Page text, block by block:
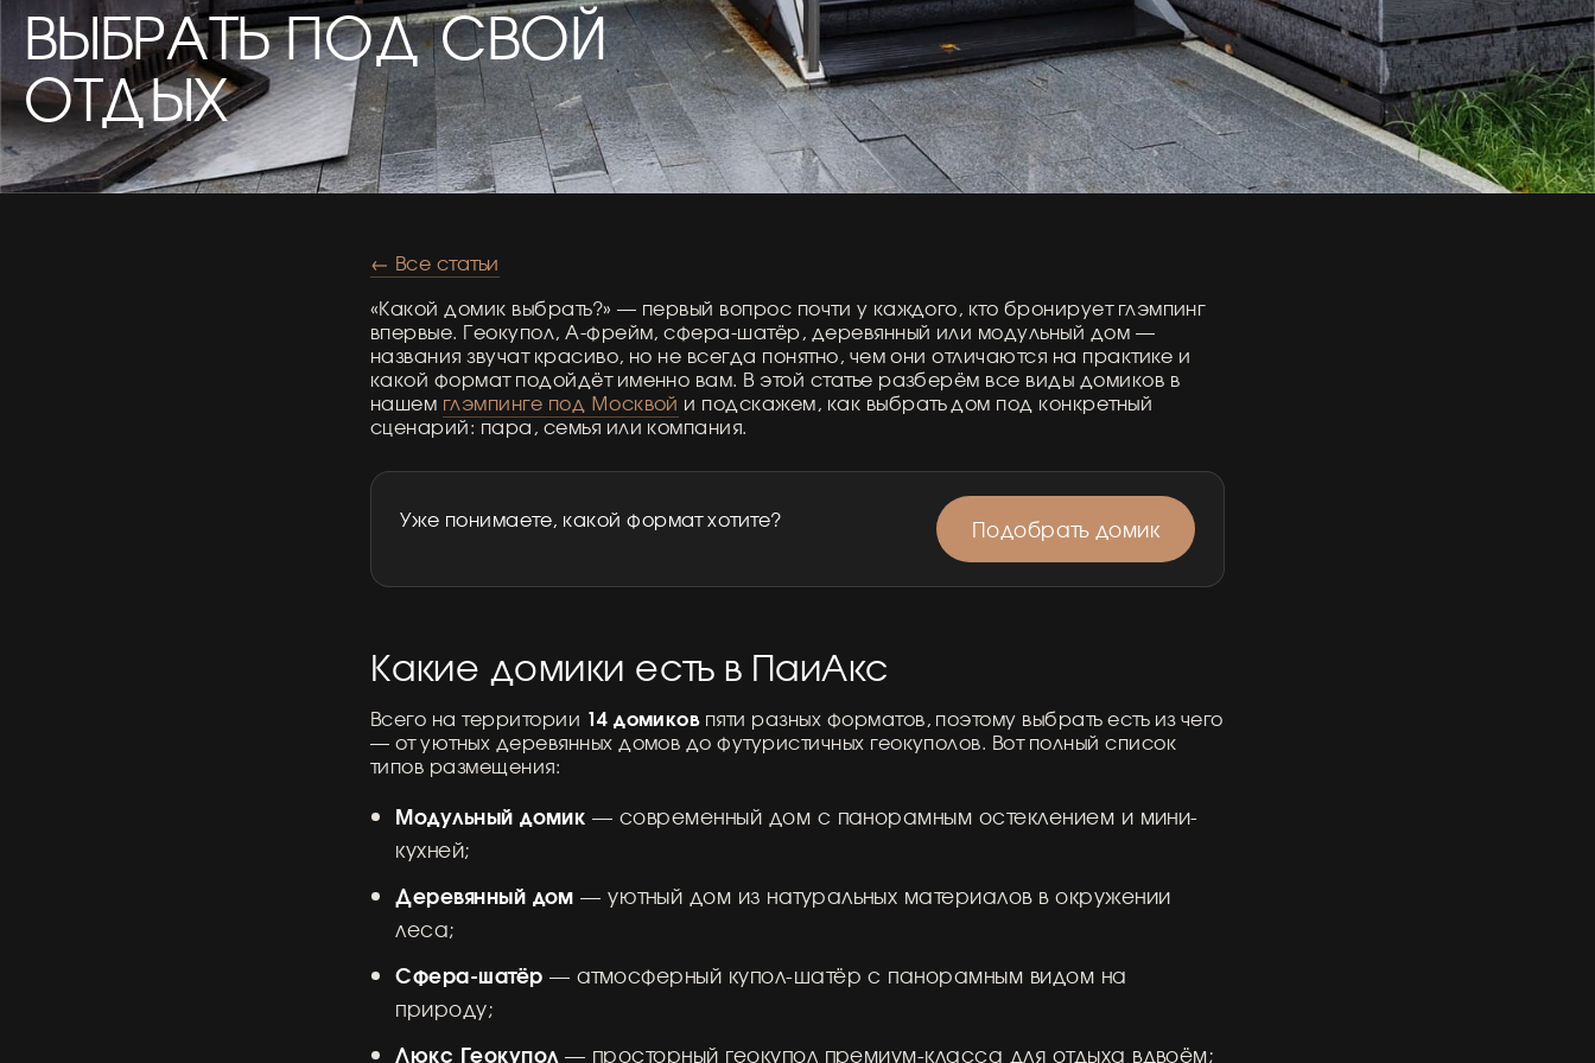
ВЫБРАТЬ ПОД СВОЙ
ОТДЫХ
← Все статьи
«Какой домик выбрать?» — первый вопрос почти у каждого, кто бронирует глэмпинг
впервые. Геокупол, А-фрейм, сфера-шатёр, деревянный или модульный дом —
названия звучат красиво, но не всегда понятно, чем они отличаются на практике и
какой формат подойдёт именно вам. В этой статье разберём все виды домиков в
нашем глэмпинге под Москвой и подскажем, как выбрать дом под конкретный
сценарий: пара, семья или компания.
Уже понимаете, какой формат хотите? Подобрать домик
Какие домики есть в ПаиАкс
Всего на территории 14 домиковпяти разных форматов, поэтому выбрать есть из чего
— от уютных деревянных домов до футуристичных геокуполов. Вот полный список
типов размещения:
Модульный домик — современный дом с панорамным остеклением и мини-
кухней;
Деревянный дом — уютный дом из натуральных материалов в окружении
леса;
Сфера-шатёр — атмосферный купол-шатёр с панорамным видом на
природу;
Люкс Геокупол — просторный геокупол премиум-класса для отдыха вдвоём;